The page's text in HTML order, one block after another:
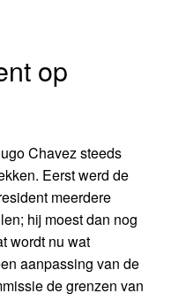
op
Chavez steeds
Eerst werd de
meerdere
hij moest dan nog
wordt nu wat
aanpassing van de
de grenzen van